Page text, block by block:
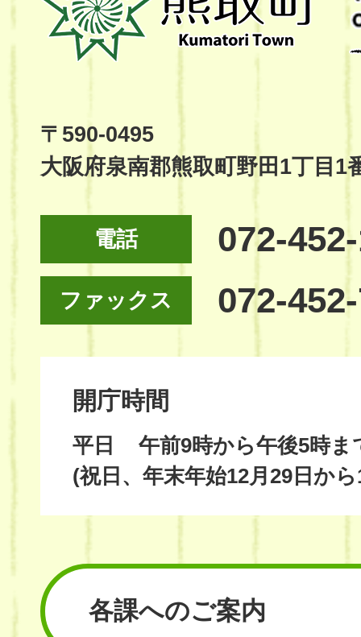
町
Kumatori
Site
〒590-0495
大阪府泉南郡熊取町野田1丁目1
電話 072-
ファックス 072-
開庁時間
平日
午前9時から午後5時ま
(祝日、年末年始12月29日か
各課へのご案内